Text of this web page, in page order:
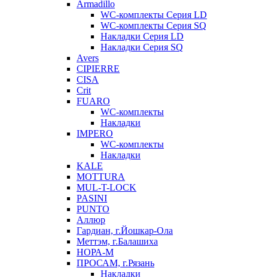
Armadillo
WC-комплекты Серия LD
WC-комплекты Серия SQ
Накладки Серия LD
Накладки Серия SQ
Avers
CIPIERRE
CISA
Crit
FUARO
WC-комплекты
Накладки
IMPERO
WC-комплекты
Накладки
KALE
MOTTURA
MUL-T-LOCK
PASINI
PUNTO
Аллюр
Гардиан, г.Йошкар-Ола
Меттэм, г.Балашиха
НОРА-М
ПРОСАМ, г.Рязань
Накладки